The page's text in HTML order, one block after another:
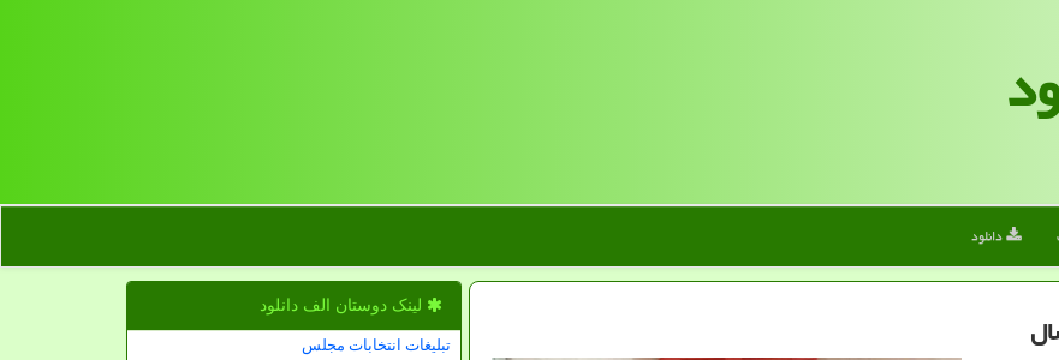
دانلود
لینک دوستان الف دانلود
تبلیغات انتخابات مجلس